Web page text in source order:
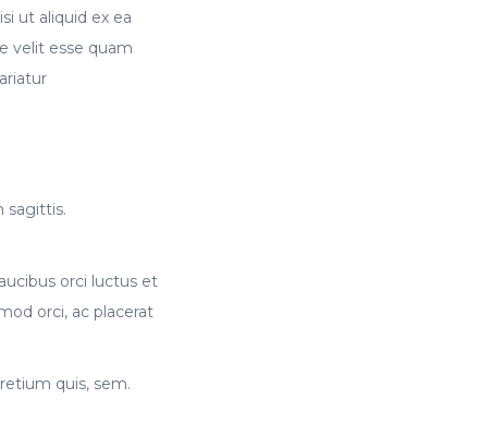
ut aliquid ex ea
velit esse quam
sagittis.
orci luctus et
orci, ac placerat
quis, sem.